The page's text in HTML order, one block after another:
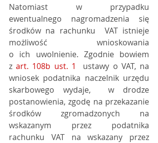
Natomiast w przypadku
ewentualnego nagromadzenia się
środków na rachunku  VAT istnieje
możliwość wnioskowania
o ich uwolnienie. Zgodnie bowiem
z art. 108b ust. 1
  ustawy o VAT, na
wniosek podatnika naczelnik urzędu
skarbowego wydaje,  w drodze
postanowienia, zgodę na przekazanie
środków zgromadzonych na
wskazanym przez podatnika
rachunku VAT na wskazany przez